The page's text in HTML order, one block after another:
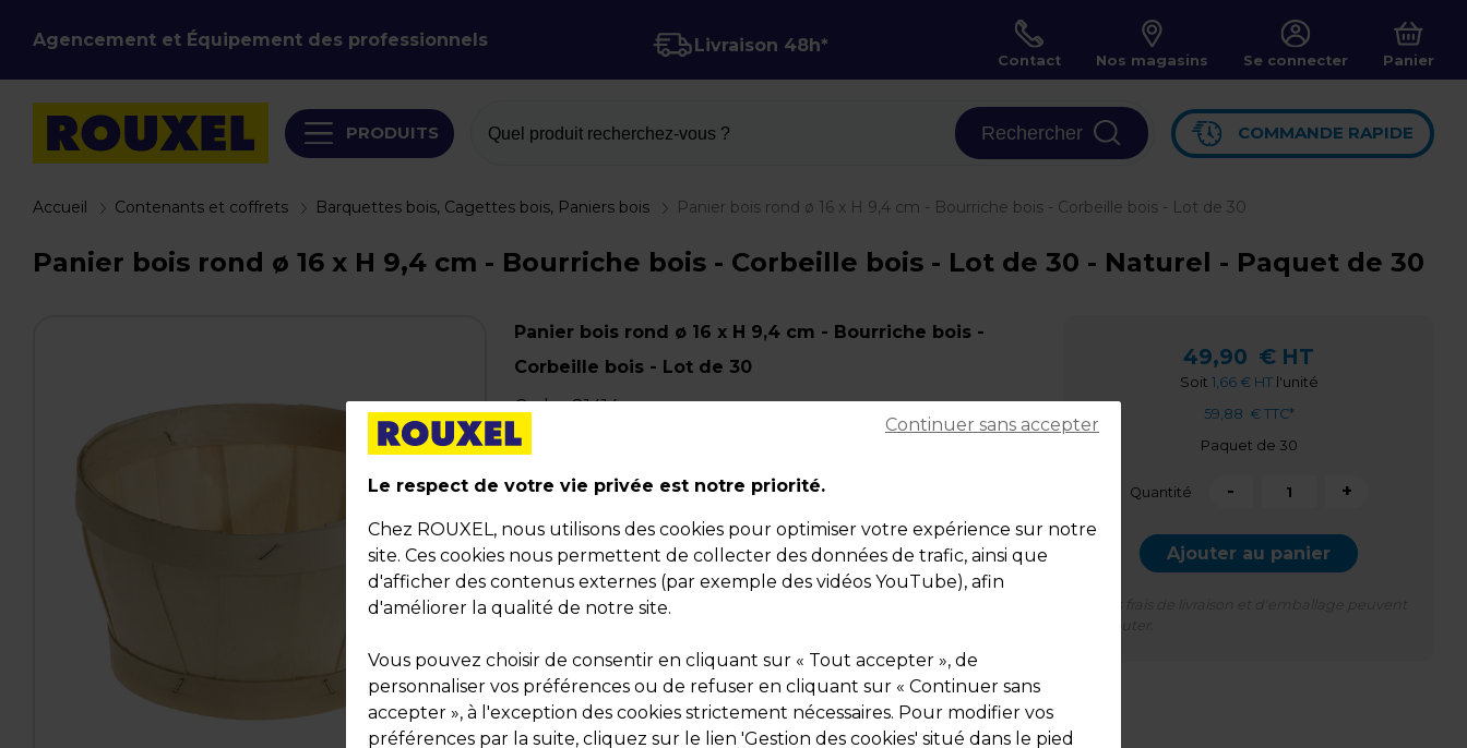
Agencement et Équipement des professionnels Livraison 48h*
Contact Nos magasins Se connecter Panier
PRODUITS Quel produit recherchez-vous ? Rechercher COMMANDE RAPIDE
Accueil Contenants et coffrets Barquettes bois, Cagettes bois, Paniers bois Panier bois rond ø 16 x H 9,4 cm - Bourriche bois - Corbeille bois - Lot de 30
Panier bois rond ø 16 x H 9,4 cm - Bourriche bois - Corbeille bois - Lot de 30 - Naturel - Paquet de 30
Panier bois rond ø 16 x H 9,4 cm - Bourriche bois -
Corbeille bois - Lot de 30
Code :81414
Couleur : Naturel
Dimensions : ø 16 x H 9,4 cm
Poids : 1,26 kg
49,90 € HT
Soit 1,66 € HTl'unité
59,88 € TTC*
Paquet de 30
Quantité - +
Ajouter au panier
Description
Les emballages bois très appréciés des français mettront
Le respect de votre vie privée est notre priorité.
Chez ROUXEL, nous utilisons des cookies pour optimiser votre expérience sur notre
site. Ces cookies nous permettent de collecter des données de trafic, ainsi que
d'afficher des contenus externes (par exemple des vidéos YouTube), afin
d'améliorer la qualité de notre site.
Vous pouvez choisir de consentir en cliquant sur « Tout accepter », de
personnaliser vos préférences ou de refuser en cliquant sur « Continuer sans
accepter », à l'exception des cookies strictement nécessaires. Pour modifier vos
préférences par la suite, cliquez sur le lien 'Gestion des cookies' situé dans le pied
Continuer sans accepter